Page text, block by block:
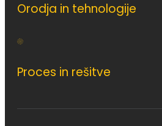
Orodja in tehnologije
Proces in rešitve